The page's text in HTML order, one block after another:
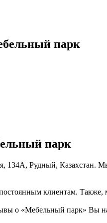
парк
парк
134А, Рудный,
клиентам.
о «Мебельный парк» Вы